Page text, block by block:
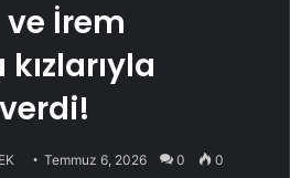
ve İrem
Temmuz 6, 2026 0 0